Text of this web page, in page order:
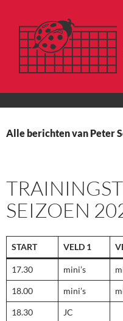
NAAR
Alle berichten van Peter
SEIZOEN
START VELD 1
17.30 mini’s
18.00 mini’s
18.30 JC